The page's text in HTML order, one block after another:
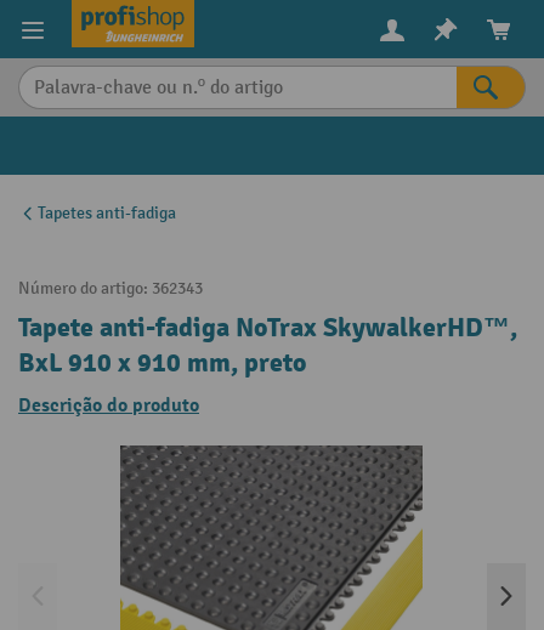
principal
Tapetes anti-fadiga
Número do artigo: 362343
Tapete anti-fadiga NoTrax SkywalkerHD™,
BxL 910 x 910 mm, preto
Descrição do produto